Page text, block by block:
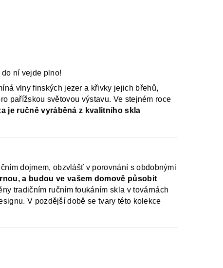
ní vejde plno!
vlny finských jezer a křivky jejich břehů,
pařížskou světovou výstavu. Ve stejném roce
je ručně vyráběná z kvalitního skla
dojmem, obzvlášť v porovnání s obdobnými
a budou ve vašem domově působit
tradičním ručním foukáním skla v továrnách
V pozdější době se tvary této kolekce